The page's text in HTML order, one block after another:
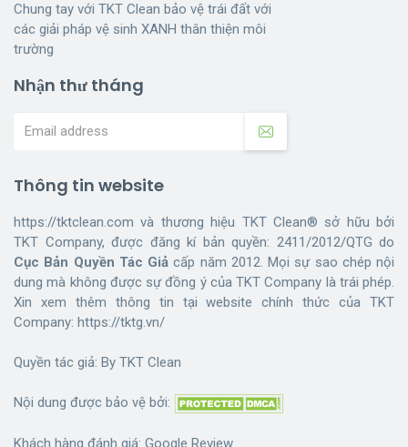
Chung tay với TKT Clean bảo vệ trái đất với
các giải pháp vệ sinh XANH thân thiện môi
trường
Nhận thư tháng
Thông tin website
https://tktclean.com và thương hiệu TKT Clean® sở hữu bởi
TKT Company, được đăng kí bản quyền: 2411/2012/QTG do
Cục Bản Quyền Tác Giả cấp năm 2012. Mọi sự sao chép nội
dung mà không được sự đồng ý của TKT Company là trái phép.
Xin xem thêm thông tin tại website chính thức của TKT
Company: https://tktg.vn/
Quyền tác giả: By TKT Clean
Nội dung được bảo vệ bởi:
Khách hàng đánh giá: Google Review